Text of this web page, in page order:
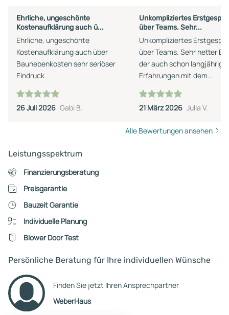
Ehrliche, ungeschönte
Kostenaufklärung auch ü...
Ehrliche, ungeschönte
Kostenaufklärung auch über
Baunebenkosten sehr seriöser
Eindruck
26 Juli 2026 Gabi B.
Unkompliziertes
über Teams. Sehr...
Unkompliziertes
über Teams. Sehr netter
der auch schon langjährige
Erfahrungen mit dem
21 März 2026 Julia V.
Alle Bewertungen ansehen
Leistungsspektrum
Finanzierungsberatung
Preisgarantie
Bauzeit Garantie
Individuelle Planung
Blower Door Test
Persönliche Beratung für Ihre individuellen Wünsche
Finden Sie jetzt Ihren Ansprechpartner
WeberHaus